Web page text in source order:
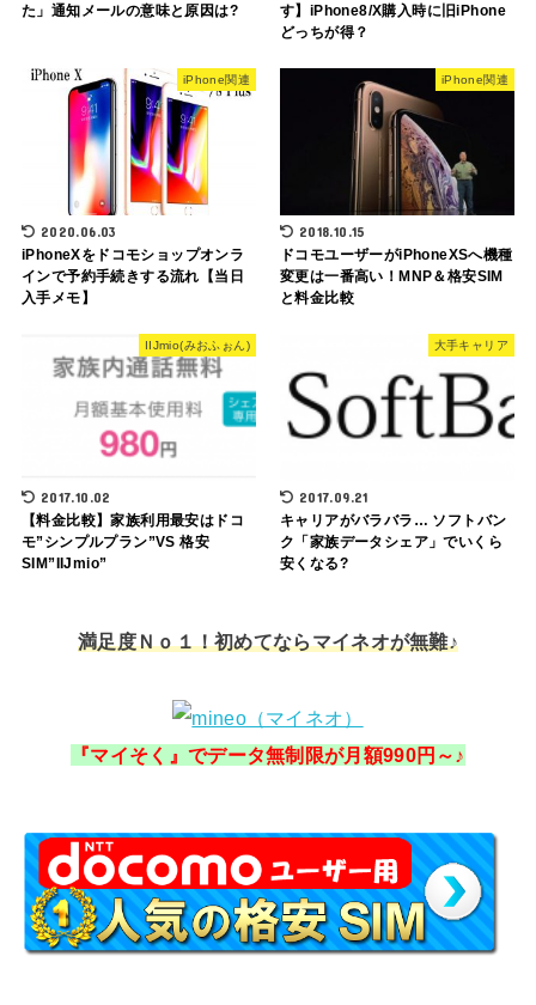
た」通知メールの意味と原因は?
す】iPhone8/X購入時に旧iPhone
どっちが得？
iPhone関連
2020.06.03
iPhoneXをドコモショップオンラ
インで予約手続きする流れ【当日
入手メモ】
iPhone関連
2018.10.15
ドコモユーザーがiPhoneXSへ機種
変更は一番高い！MNP＆格安SIM
と料金比較
IIJmio(みおふぉん)
2017.10.02
【料金比較】家族利用最安はドコ
モ”シンプルプラン”VS 格安
SIM”IIJmio”
大手キャリア
2017.09.21
キャリアがバラバラ… ソフトバン
ク「家族データシェア」でいくら
安くなる?
満足度Ｎｏ１！初めてならマイネオが無難♪
『マイそく』でデータ無制限が月額990円～♪